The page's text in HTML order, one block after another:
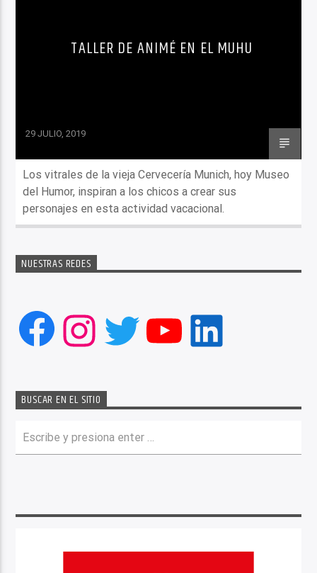
TALLER DE ANIMÉ EN EL MUHU
29 JULIO, 2019
Los vitrales de la vieja Cervecería Munich, hoy Museo
del Humor, inspiran a los chicos a crear sus
personajes en esta actividad vacacional.
NUESTRAS REDES
Facebook
Instagram
Twitter
YouTube
LinkedIn
BUSCAR EN EL SITIO